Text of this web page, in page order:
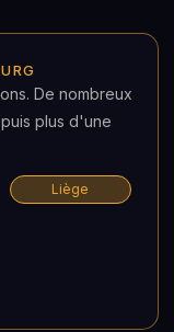
De nombreux
plus d'une
Liège